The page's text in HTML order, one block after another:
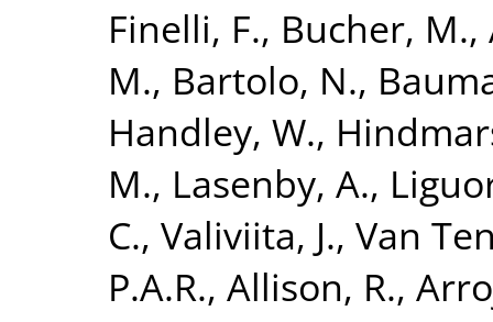
Finelli, F., Bucher, M.,
M., Bartolo, N.,
Handley, W.,
M., Lasenby, A.,
C., Valiviita, J., Van
P.A.R., Allison, R.,